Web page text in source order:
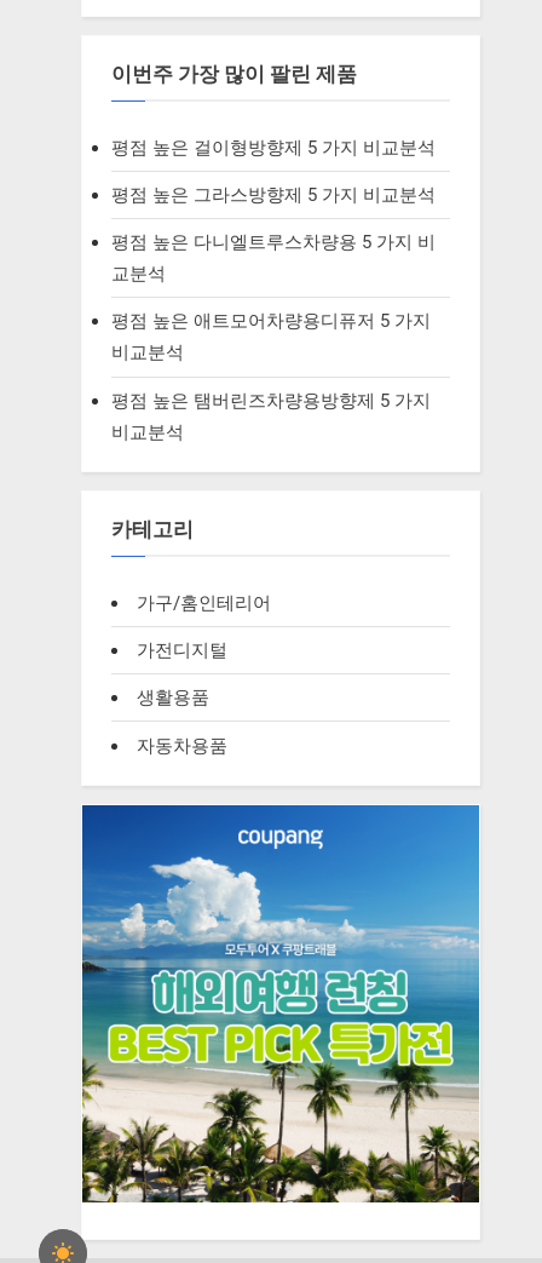
이번주 가장 많이 팔린 제품
평점 높은 걸이형방향제 5 가지 비교분석
평점 높은 그라스방향제 5 가지 비교분석
평점 높은 다니엘트루스차량용 5 가지 비
교분석
평점 높은 애트모어차량용디퓨저 5 가지
비교분석
평점 높은 탬버린즈차량용방향제 5 가지
비교분석
카테고리
가구/홈인테리어
가전디지털
생활용품
자동차용품